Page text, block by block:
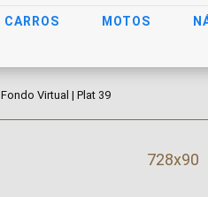
CARROS MOTOS
Fondo Virtual | Plat 39
728x90